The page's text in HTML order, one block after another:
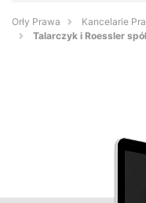
Orły Prawa
Kancelarie
Talarczyk i Roessler